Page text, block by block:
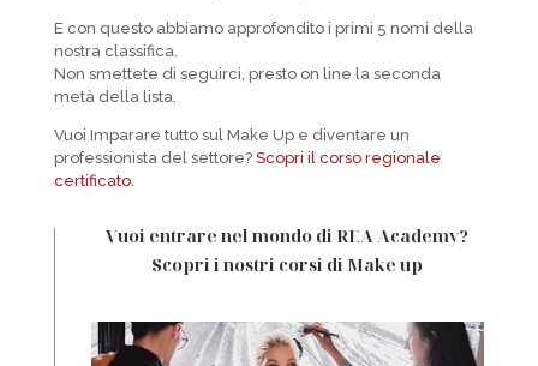
E con questo abbiamo approfondito i primi 5 nomi della
nostra classifica.
Non smettete di seguirci, presto on line la seconda
metà della lista.
Vuoi Imparare tutto sul Make Up e diventare un
professionista del settore? Scopri il corso regionale
certificato.
Vuoi entrare nel mondo di REA Academy?
Scopri i nostri corsi di Make up